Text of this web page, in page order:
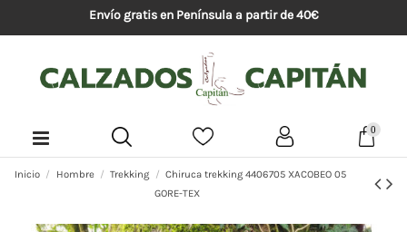
Envío gratis en Península a partir de 40€
0
Inicio Hombre Trekking
Chiruca trekking 4406705 XACOBEO 05
GORE-TEX